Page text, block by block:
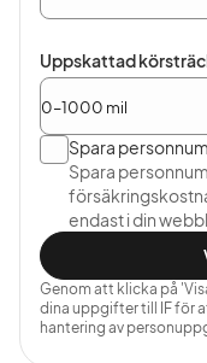
Uppskattad
Spara
Spara
endast i din
Genom att klicka på
dina uppgifter till IF för
hantering av